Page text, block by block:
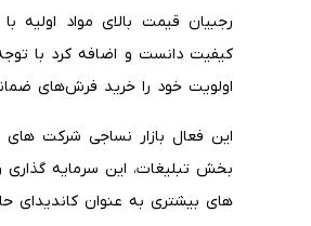
رجبیان قیمت بالای مواد
کیفیت دانست و اضافه کرد با
اولویت خود را خرید فرش‌های
این فعال بازار نساجی شرکت
بخش تبلیغات، این سرمایه
های بیشتری به عنوان کاندیدای